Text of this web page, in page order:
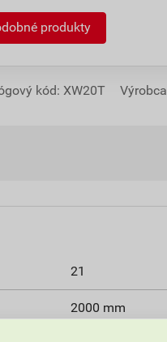
produkty
kód: XW20T Výrobca
21
2000 mm